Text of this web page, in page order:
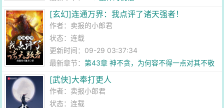
[玄幻]连通万界：我点评了诸天强者！
作者： 卖报的小郎君
状态：连载
更新时间：09-29 03:37:34
最新章节：第43章 神不贪，为何容不得一点对其不敬
[武侠]大奉打更人
作者： 卖报小郎君
状态：连载